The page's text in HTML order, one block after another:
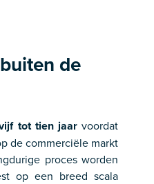
de
tot tien jaarvoordat
de commerciële markt
proces worden
op een breed scala